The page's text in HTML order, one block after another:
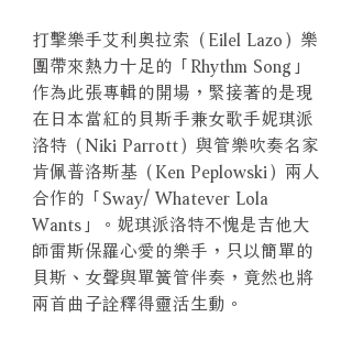
打擊樂手艾利奧拉索（Eilel Lazo）樂
團帶來熱力十足的「Rhythm Song」
作為此張專輯的開場，緊接著的是現
在日本當紅的貝斯手兼女歌手妮琪派
洛特（Niki Parrott）與管樂吹奏名家
肯佩普洛斯基（Ken Peplowski）兩人
合作的「Sway/ Whatever Lola
Wants」。妮琪派洛特不愧是吉他大
師雷斯保羅心愛的樂手，只以簡單的
貝斯、女聲與單簧管伴奏，竟然也將
兩首曲子詮釋得靈活生動。